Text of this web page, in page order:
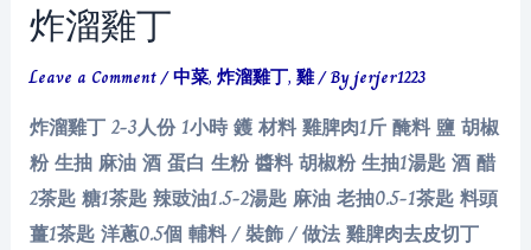
炸溜雞丁
Leave a Comment/中菜,炸溜雞丁,雞/ Byjerjer1223
炸溜雞丁 2-3人份 1小時 鑊 材料 雞脾肉1斤 醃料 鹽 胡椒
粉 生抽 麻油 酒 蛋白 生粉 醬料 胡椒粉 生抽1湯匙 酒 醋
2茶匙 糖1茶匙 辣豉油1.5-2湯匙 麻油 老抽0.5-1茶匙 料頭
薑1茶匙 洋蔥0.5個 輔料 / 裝飾 / 做法 雞脾肉去皮切丁